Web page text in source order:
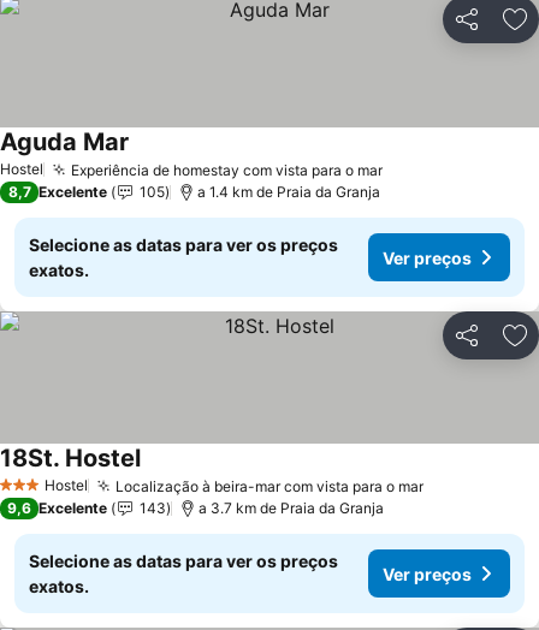
Partilhar
Hostel Experiência de homestay com vista para o marVer preços
Aguda Mar
8,7 Excelente 105 a 1.4 km de Praia da Granja
Selecione as datas para ver os preços
exatos.
Ver preços
Partilhar
3 EstrelasHostel Localização à beira-mar com vista para o marVer preços
18St. HostelVer preços
9,6 Excelente 143 a 3.7 km de Praia da Granja
Selecione as datas para ver os preços
exatos.
Ver preços